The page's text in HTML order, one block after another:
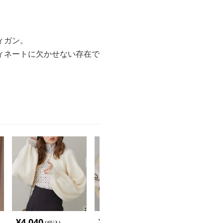
ン。
ネートに欠かせない存在で